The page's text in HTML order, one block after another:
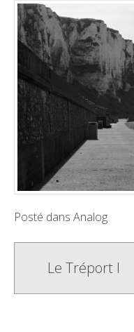
Posté dans Analog
Poste
navigation
Le Tréport I